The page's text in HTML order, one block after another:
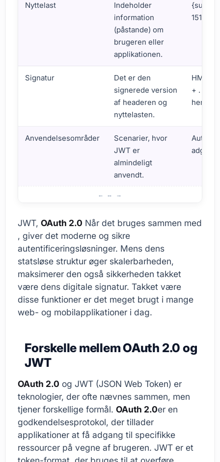
Nyttelast
Indeholder
information
(påstande) om
brugeren eller
applikationen.
{sub:
Signatur
Det er den
signerede version
af headeren og
nyttelasten.
+ . +
Anvendelsesområder
Scenarier, hvor
JWT er
almindeligt
anvendt.
JWT, OAuth 2.0 Når det bruges sammen med
, giver det moderne og sikre
autentificeringsløsninger. Mens dens
statsløse struktur øger skalerbarheden,
maksimerer den også sikkerheden takket
være dens digitale signatur. Takket være
disse funktioner er det meget brugt i mange
web- og mobilapplikationer i dag.
Forskelle mellem OAuth 2.0 og
JWT
OAuth 2.0 og JWT (JSON Web Token) er
teknologier, der ofte nævnes sammen, men
tjener forskellige formål. OAuth 2.0er en
godkendelsesprotokol, der tillader
applikationer at få adgang til specifikke
ressourcer på vegne af brugeren. JWT er et